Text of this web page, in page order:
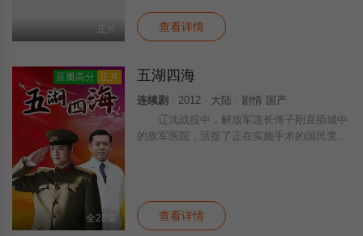
正片 查看详情
豆瓣高分 正片
全28集
五湖四海
连续剧 · 2012 · 大陆 · 剧情 国产
辽沈战役中，解放军连长傅子刚直插城中
的敌军医院，活捉了正在实施手术的国民党少
查看详情